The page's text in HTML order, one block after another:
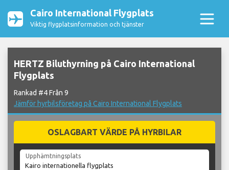
Cairo International Flygplats
Viktig flygplatsinformation och tjänster
HERTZ Biluthyrning på Cairo International
Flygplats
Rankad #4 Från 9
Jämför hyrbilsföretag på Cairo International Flygplats
OSLAGBART VÄRDE PÅ HYRBILAR
Upphämtningsplats